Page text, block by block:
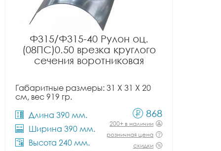
Ф315/Ф315-40 Рулон оц.
(08ПС)0.50 врезка круглого
сечения воротниковая
Габаритные размеры: 31 X 31 X 20
см, вес 919 гр.
Длина 390 мм.
Ширина 390 мм.
Высота 240 мм.
868
200+ в наличии
розничная цена
скидки